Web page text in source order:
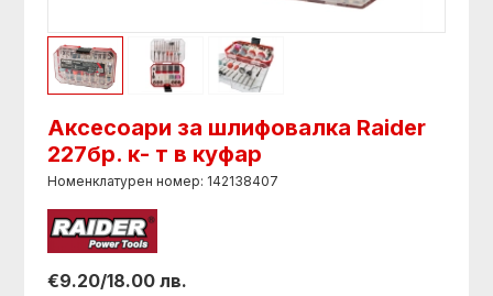
Аксесоари за шлифовалка Raider
227бр. к- т в куфар
Номенклатурен номер: 142138407
€9.20/18.00 лв.